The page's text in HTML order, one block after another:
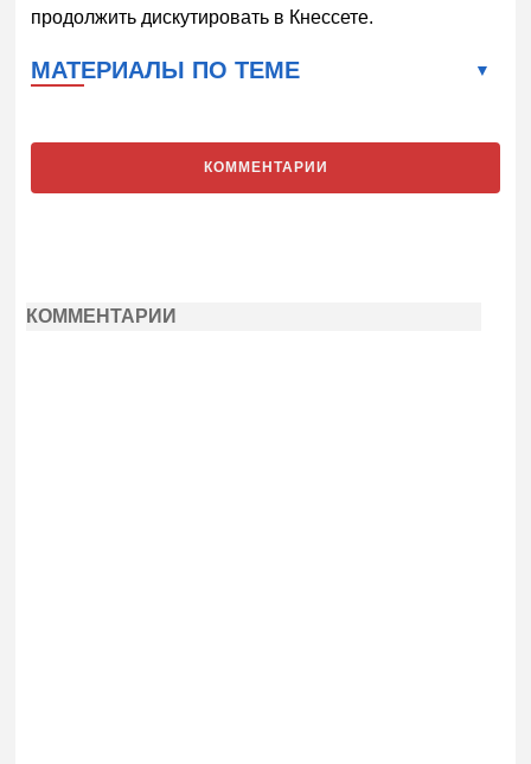
продолжить дискутировать в Кнессете.
МАТЕРИАЛЫ ПО ТЕМЕ
КОММЕНТАРИИ
КОММЕНТАРИИ